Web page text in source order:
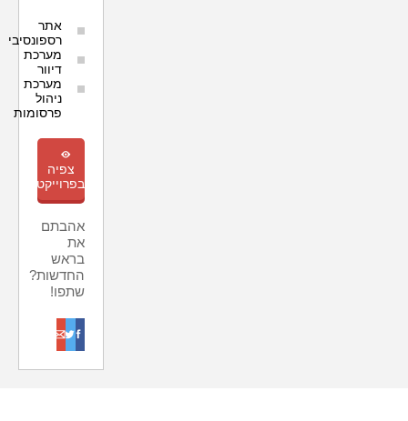
אתר
רספונסיבי
מערכת
דיוור
מערכת
ניהול
פרסומות
m
צפיה
בפרוייקט
אהבתם
את
בראש
החדשות?
שתפו!
f
t
o